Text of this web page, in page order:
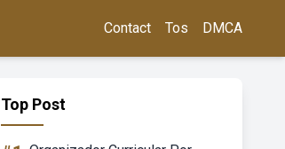
Contact Tos DMCA
Top Post